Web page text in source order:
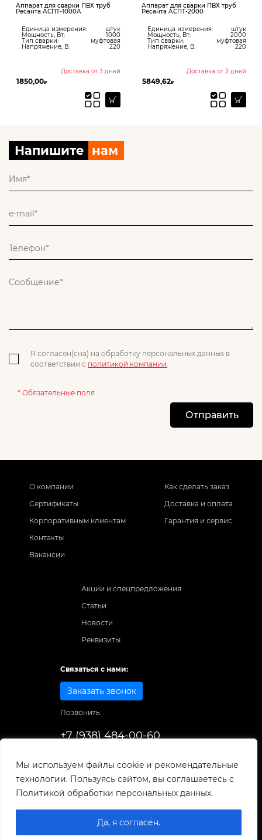
Мы используем файлы cookie и рекомендательные
технологии. Пользуясь сайтом, вы соглашаетесь с
Политикой обработки персональных данных.
Да, я согласен.
для сварки ПВХ труб
АСПТ-1000А
измерения: штук
Вт:
сварки: муфтовая
В:
Доставка от 3 дней
Аппарат для сварки ПВХ труб
Ресанта АСПТ-2000
Единица измерения: штук
Мощность, Вт:
Тип сварки: муфтовая
Напряжение, В:
Доставка от 3 дней
5849,62₽
Напишите нам
Я согласен(сна) на обработку персональных данных в
соответствии с политикой компании
* Обязательные поля
Отправить
О компании
Сертификаты
Корпоративным клиентам
Контакты
Вакансии
Как сделать заказ
Доставка и оплата
Гарантия и сервис
Акции и спецпредложения
Статьи
Новости
Реквизиты
Связаться с нами:
Заказать звонок
Позвонить:
+7 (938) 484-00-60
© 1998-2026
0